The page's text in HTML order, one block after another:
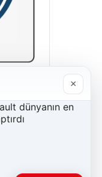
×